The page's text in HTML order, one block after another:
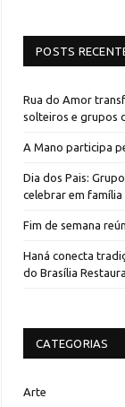
POSTS
Rua do Amor
solteiros e grupos
A Mano participa
Dia dos Pais:
celebrar em família
Fim de semana
Haná conecta
do Brasília
CATEGORIAS
Arte